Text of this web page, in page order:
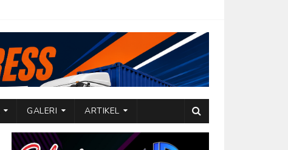
GALERI ARTIKEL